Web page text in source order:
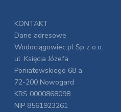
KONTAKT
Dane adresowe
Wodociągowiec.pl Sp z o.o.
ul. Księcia Józefa
Poniatowskiego 68 a
72-200 Nowogard
KRS 0000868098
NIP 8561923261